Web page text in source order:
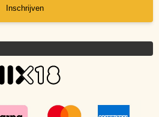
Inschrijven